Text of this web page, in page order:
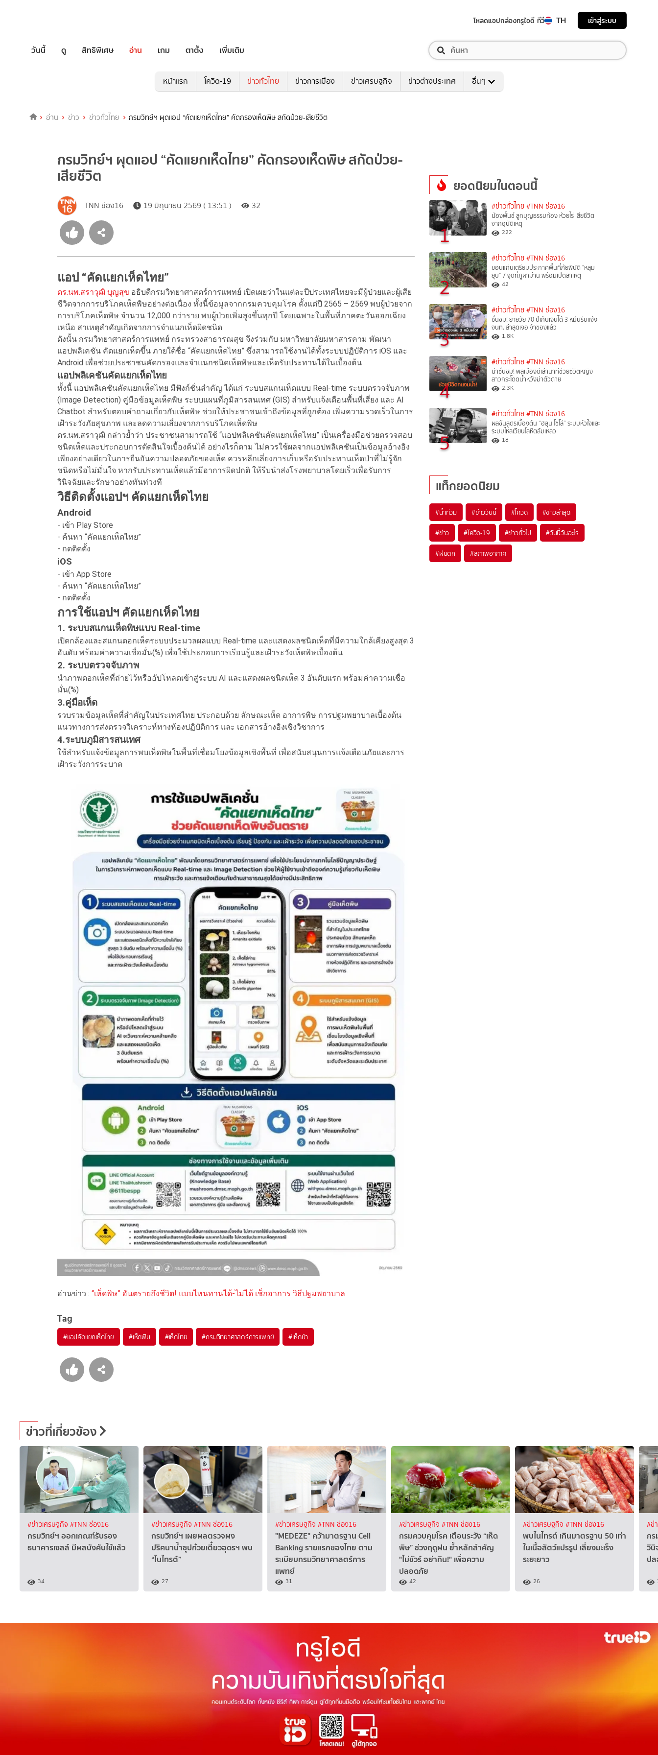
โหลดแอปกล่องทรูไอดี ทีวี TH เข้าสู่ระบบ
วันนี้ ดู สิทธิพิเศษ อ่าน เกม ตาตั้ง เพิ่มเติม
หน้าแรก โควิด-19 ข่าวทั่วไทย ข่าวการเมือง ข่าวเศรษฐกิจ ข่าวต่างประเทศ อื่นๆ
อ่าน ข่าว ข่าวทั่วไทย กรมวิทย์ฯ ผุดแอป “คัดแยกเห็ดไทย” คัดกรองเห็ดพิษ สกัดป่วย-เสียชีวิต
กรมวิทย์ฯ ผุดแอป “คัดแยกเห็ดไทย” คัดกรองเห็ดพิษ สกัดป่วย-
เสียชีวิต
TNN ช่อง16 19 มิถุนายน 2569 ( 13:51 ) 32
แอป “คัดแยกเห็ดไทย”
ดร.นพ.สราวุฒิ บุญสุข อธิบดีกรมวิทยาศาสตร์การแพทย์ เปิดเผยว่าในแต่ละปีประเทศไทยจะมีผู้ป่วยและผู้เสีย
ชีวิตจากการบริโภคเห็ดพิษอย่างต่อเนื่อง ทั้งนี้ข้อมูลจากกรมควบคุมโรค ตั้งแต่ปี 2565 – 2569 พบผู้ป่วยจาก
การบริโภคเห็ดพิษ จำนวน 12,000 กว่าราย พบผู้ป่วยเพิ่มสูงขึ้นทุกปี โดยเฉพาะในพื้นที่ภาคตะวันออกเฉียง
เหนือ สาเหตุสำคัญเกิดจากการจำแนกเห็ดผิดชนิด
ดังนั้น กรมวิทยาศาสตร์การแพทย์ กระทรวงสาธารณสุข จึงร่วมกับ มหาวิทยาลัยมหาสารคาม พัฒนา
แอปพลิเคชัน คัดแยกเห็ดขึ้น ภายใต้ชื่อ “คัดแยกเห็ดไทย” ซึ่งสามารถใช้งานได้ทั้งระบบปฏิบัติการ iOS และ
Android เพื่อช่วยประชาชนคัดกรองและจำแนกชนิดเห็ดพิษและเห็ดรับประทานได้ในเบื้องต้น
แอปพลิเคชันคัดแยกเห็ดไทย
ทั้งนี้ แอปพลิเคชันคัดแยกเห็ดไทย มีฟังก์ชั่นสำคัญ ได้แก่ ระบบสแกนเห็ดแบบ Real-time ระบบตรวจจับภาพ
(Image Detection) คู่มือข้อมูลเห็ดพิษ ระบบแผนที่ภูมิสารสนเทศ (GIS) สำหรับแจ้งเตือนพื้นที่เสี่ยง และ AI
Chatbot สำหรับตอบคำถามเกี่ยวกับเห็ดพิษ ช่วยให้ประชาชนเข้าถึงข้อมูลที่ถูกต้อง เพิ่มความรวดเร็วในการ
เฝ้าระวังภัยสุขภาพ และลดความเสี่ยงจากการบริโภคเห็ดพิษ
ดร.นพ.สราวุฒิ กล่าวย้ำว่า ประชาชนสามารถใช้ “แอปพลิเคชันคัดแยกเห็ดไทย” เป็นเครื่องมือช่วยตรวจสอบ
ชนิดเห็ดและประกอบการตัดสินใจเบื้องต้นได้ อย่างไรก็ตาม ไม่ควรใช้ผลจากแอปพลิเคชันเป็นข้อมูลอ้างอิง
เพียงอย่างเดียวในการยืนยันความปลอดภัยของเห็ด ควรหลีกเลี่ยงการเก็บหรือรับประทานเห็ดป่าที่ไม่รู้จัก
ชนิดหรือไม่มั่นใจ หากรับประทานเห็ดแล้วมีอาการผิดปกติ ให้รีบนำส่งโรงพยาบาลโดยเร็วเพื่อรับการ
วินิจฉัยและรักษาอย่างทันท่วงที
วิธีติดตั้งแอปฯ คัดแยกเห็ดไทย
Android
- เข้า Play Store
- ค้นหา “คัดแยกเห็ดไทย”
- กดติดตั้ง
iOS
- เข้า App Store
- ค้นหา “คัดแยกเห็ดไทย”
- กดติดตั้ง
การใช้แอปฯ คัดแยกเห็ดไทย
1. ระบบสแกนเห็ดพิษแบบ Real-time
เปิดกล้องและสแกนดอกเห็ดระบบประมวลผลแบบ Real-time และแสดงผลชนิดเห็ดที่มีความใกล้เคียงสูงสุด 3
อันดับ พร้อมค่าความเชื่อมั่น(%) เพื่อใช้ประกอบการเรียนรู้และเฝ้าระวังเห็ดพิษเบื้องต้น
2. ระบบตรวจจับภาพ
นำภาพดอกเห็ดที่ถ่ายไว้หรืออัปโหลดเข้าสู่ระบบ AI และแสดงผลชนิดเห็ด 3 อันดับแรก พร้อมค่าความเชื่อ
มั่น(%)
3.คู่มือเห็ด
รวบรวมข้อมูลเห็ดที่สำคัญในประเทศไทย ประกอบด้วย ลักษณะเห็ด อาการพิษ การปฐมพยาบาลเบื้องต้น
แนวทางการส่งตรวจวิเคราะห์ทางห้องปฏิบัติการ และ เอกสารอ้างอิงเชิงวิชาการ
4.ระบบภูมิสารสนเทศ
ใช้สำหรับแจ้งข้อมูลการพบเห็ดพิษในพื้นที่เชื่อมโยงข้อมูลเชิงพื้นที่ เพื่อสนับสนุนการแจ้งเตือนภัยและการ
เฝ้าระวังการระบาด
อ่านข่าว : “เห็ดพิษ” อันตรายถึงชีวิต! แบบไหนทานได้-ไม่ได้ เช็กอาการ วิธีปฐมพยาบาล
Tag
#แอปคัดแยกเห็ดไทย #เห็ดพิษ #เห็ดไทย #กรมวิทยาศาสตร์การแพทย์ #เห็ดป่า
ยอดนิยมในตอนนี้
1
#ข่าวทั่วไทย #TNN ช่อง16
น้องพั้นช์ ลูกบุญธรรมก้อง ห้วยไร่ เสียชีวิต
จากอุบัติเหตุ
222
2
#ข่าวทั่วไทย #TNN ช่อง16
ขอนแก่นเตรียมประกาศพื้นที่ภัยพิบัติ "หลุม
ยุบ" 7 จุดที่ภูผาม่าน พร้อมเปิดสาเหตุ
42
3
#ข่าวทั่วไทย #TNN ช่อง16
ชื่นชม! ยายวัย 70 ปีเก็บเงินได้ 3 หมื่นรีบแจ้ง
จนท. ล่าสุดเจอเจ้าของแล้ว
1.8K
4
#ข่าวทั่วไทย #TNN ช่อง16
น่าชื่นชม! พลเมืองดีเล่านาทีช่วยชีวิตหญิง
สาวกระโดดน้ำหวังฆ่าตัวตาย
2.3K
5
#ข่าวทั่วไทย #TNN ช่อง16
ผลชันสูตรเบื้องต้น “ฮลุน โซโล่” ระบบหัวใจและ
ระบบไหลเวียนโลหิตล้มเหลว
18
แท็กยอดนิยม
#น้ำท่วม #ข่าววันนี้ #โควิด #ข่าวล่าสุด
#ข่าว #โควิด-19 #ข่าวทั่วไป #วันนี้วันอะไร
#ฝนตก #สภาพอากาศ
ข่าวที่เกี่ยวข้อง
#ข่าวเศรษฐกิจ #TNN ช่อง16
กรมวิทย์ฯ ออกเกณฑ์รับรอง
ธนาคารเซลล์ มีผลบังคับใช้แล้ว
34
#ข่าวเศรษฐกิจ #TNN ช่อง16
กรมวิทย์ฯ เผยผลตรวจผง
ปริศนาน้ำซุปก๋วยเตี๋ยวอุดรฯ พบ
“ไนไทรต์”
27
#ข่าวเศรษฐกิจ #TNN ช่อง16
"MEDEZE" คว้ามาตรฐาน Cell
Banking รายแรกของไทย ตาม
ระเบียบกรมวิทยาศาสตร์การ
แพทย์
31
#ข่าวเศรษฐกิจ #TNN ช่อง16
กรมควบคุมโรค เตือนระวัง “เห็ด
พิษ” ช่วงฤดูฝน ย้ำหลักสำคัญ
"ไม่ชัวร์ อย่ากิน!" เพื่อความ
ปลอดภัย
42
#ข่าวเศรษฐกิจ #TNN ช่อง16
พบไนไทรต์ เกินมาตรฐาน 50 เท่า
ในเนื้อสัตว์แปรรูป เสี่ยงมะเร็ง
ระยะยาว
26
#ข่
กร
วินิ
ป